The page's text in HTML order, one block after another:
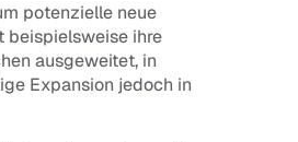
potenzielle neue
beispielsweise ihre
ausgeweitet, in
Expansion jedoch in